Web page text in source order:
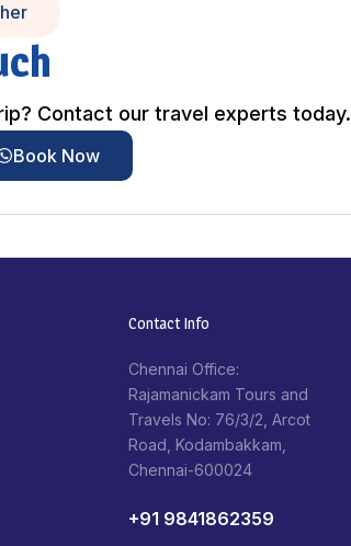
Contact our travel experts today.
Book Now
Contact Info​
Chennai Office:
Rajamanickam Tours and
Travels No: 76/3/2, Arcot
Road, Kodambakkam,
Chennai-600024
+91 9841862359